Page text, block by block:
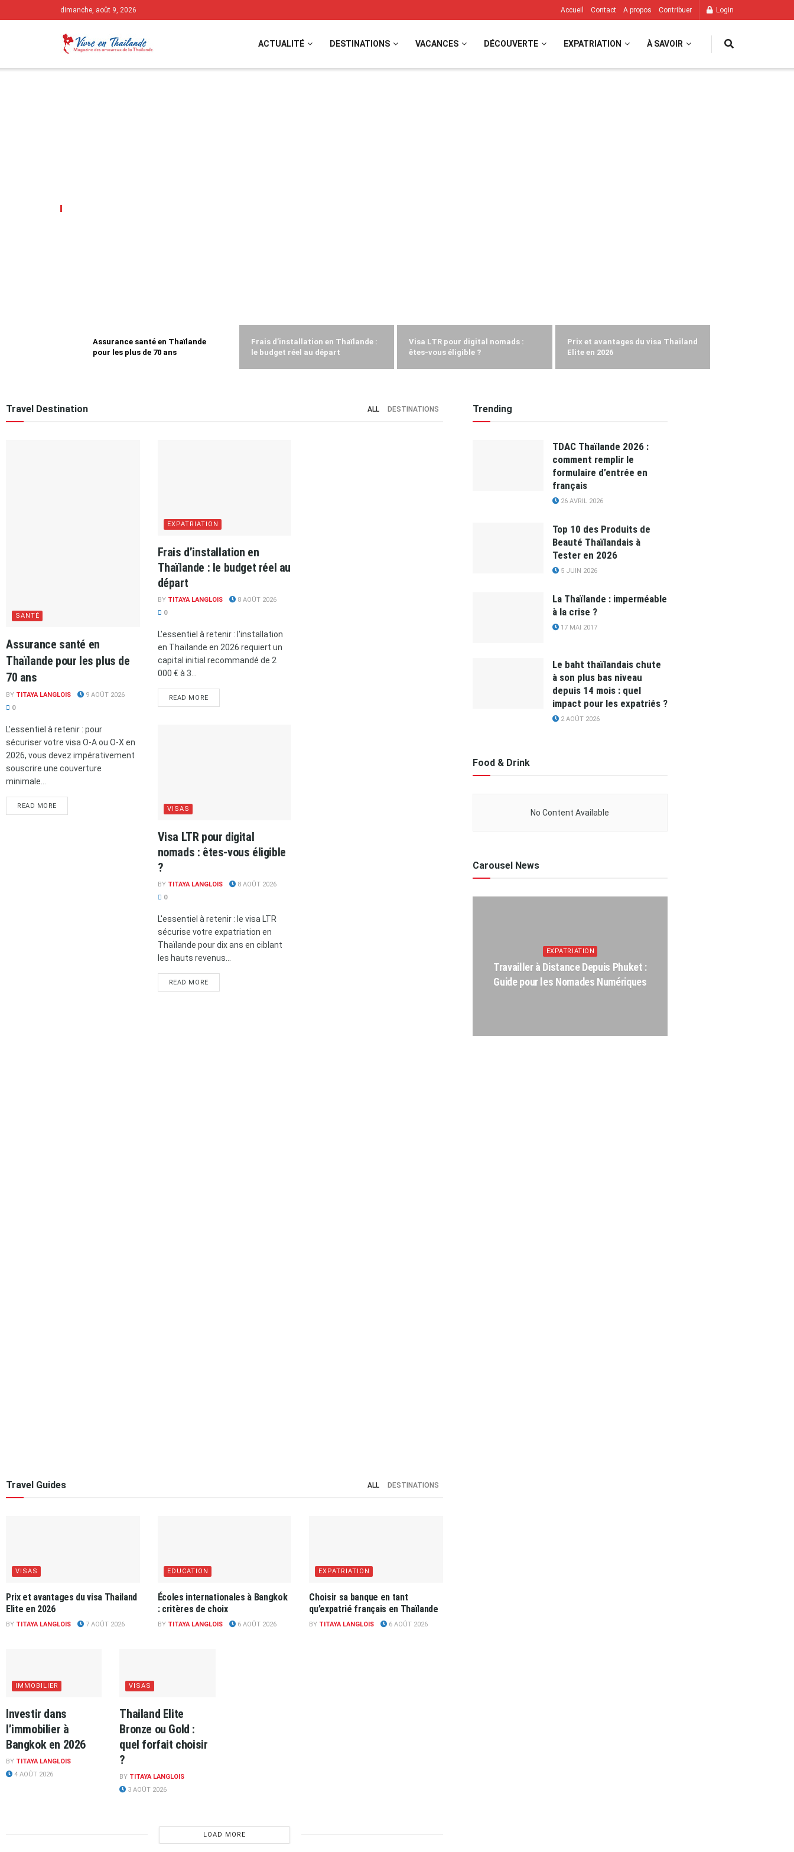
dimanche, août 9, 2026 Accueil Contact A propos Contribuer Login
ACTUALITÉ DESTINATIONS VACANCES DÉCOUVERTE EXPATRIATION À SAVOIR
Assurance santé en Thaïlande
pour les plus de 70 ans
Frais d’installation en Thaïlande :
le budget réel au départ
Visa LTR pour digital nomads :
êtes-vous éligible ?
Prix et avantages du visa Thailand
Elite en 2026
Travel Destination ALL DESTINATIONS
SANTÉ
Assurance santé en
Thaïlande pour les plus de
70 ans
BY TITAYA LANGLOIS
9 AOÛT 2026
0
L'essentiel à retenir : pour
sécuriser votre visa O-A ou O-X en
2026, vous devez impérativement
souscrire une couverture
minimale...
READ MORE
EXPATRIATION
Frais d’installation en
Thaïlande : le budget réel au
départ
BY TITAYA LANGLOIS
8 AOÛT 2026
0
L'essentiel à retenir : l'installation
en Thaïlande en 2026 requiert un
capital initial recommandé de 2
000 € à 3...
READ MORE
VISAS
Visa LTR pour digital
nomads : êtes-vous éligible
?
BY TITAYA LANGLOIS
8 AOÛT 2026
0
L'essentiel à retenir : le visa LTR
sécurise votre expatriation en
Thaïlande pour dix ans en ciblant
les hauts revenus...
READ MORE
Travel Guides ALL DESTINATIONS
VISAS
Prix et avantages du visa Thailand
Elite en 2026
BY TITAYA LANGLOIS 7 AOÛT 2026
EDUCATION
Écoles internationales à Bangkok
: critères de choix
BY TITAYA LANGLOIS 6 AOÛT 2026
EXPATRIATION
Choisir sa banque en tant
qu’expatrié français en Thaïlande
BY TITAYA LANGLOIS 6 AOÛT 2026
IMMOBILIER
Investir dans
l’immobilier à
Bangkok en 2026
BY TITAYA LANGLOIS
4 AOÛT 2026
VISAS
Thailand Elite
Bronze ou Gold :
quel forfait choisir
?
BY TITAYA LANGLOIS
3 AOÛT 2026
LOAD MORE
Trending
TDAC Thaïlande 2026 :
comment remplir le
formulaire d’entrée en
français
26 AVRIL 2026
Top 10 des Produits de
Beauté Thaïlandais à
Tester en 2026
5 JUIN 2026
La Thaïlande : imperméable
à la crise ?
17 MAI 2017
Le baht thaïlandais chute
à son plus bas niveau
depuis 14 mois : quel
impact pour les expatriés ?
2 AOÛT 2026
Food & Drink
No Content Available
Carousel News
EXPATRIATION
Travailler à Distance Depuis Phuket :
Guide pour les Nomades Numériques